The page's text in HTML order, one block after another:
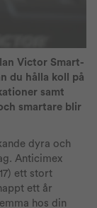
Victor Smart-
du hålla koll på
samt
smartare blir
dyra och
Anticimex
ett stort
ett år
hos din